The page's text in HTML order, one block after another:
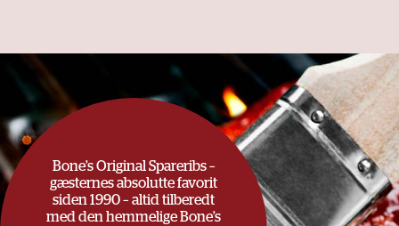
Bone’s Original Spareribs –
gæsternes absolutte favorit
siden 1990 – altid tilberedt
med den hemmelige Bone’s